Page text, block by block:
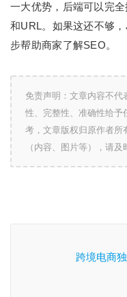
一大优势，后端可以完
和URL。如果这还不够
步帮助商家了解SEO。
免责声明：文章内容不代
性、完整性、准确性给予
考，文章版权归原作者所
（内容、图片等），请
跨境电商